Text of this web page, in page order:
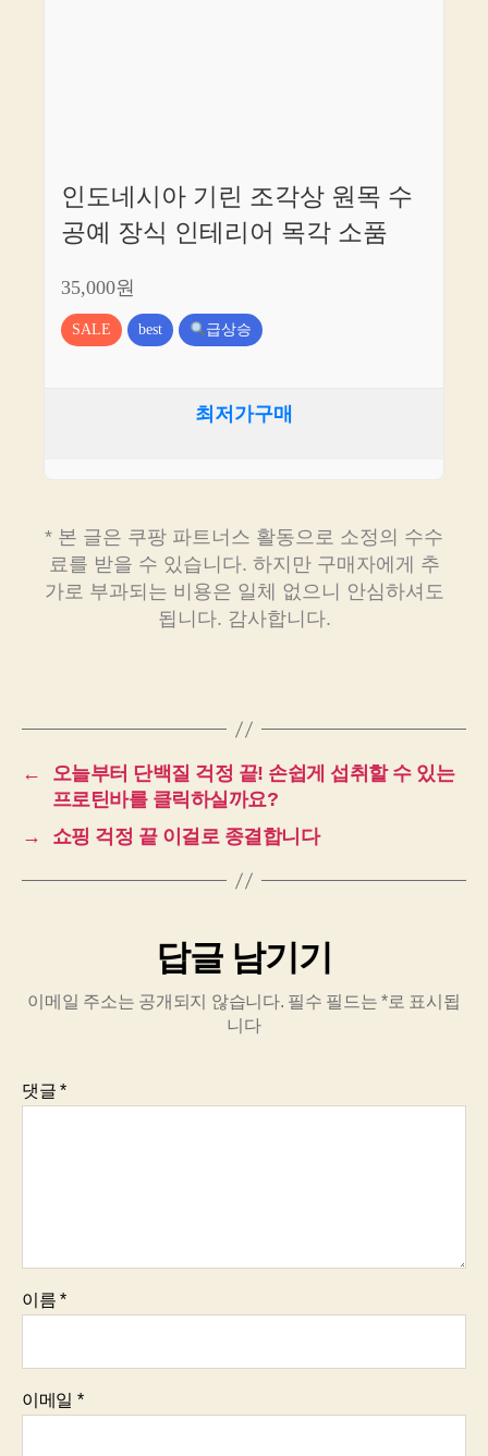
인도네시아 기린 조각상 원목 수
공예 장식 인테리어 목각 소품
35,000원
SALE best 급상승
최저가구매
* 본 글은 쿠팡 파트너스 활동으로 소정의 수수
료를 받을 수 있습니다. 하지만 구매자에게 추
가로 부과되는 비용은 일체 없으니 안심하셔도
됩니다. 감사합니다.
←
오늘부터 단백질 걱정 끝! 손쉽게 섭취할 수 있는
프로틴바를 클릭하실까요?
→
쇼핑 걱정 끝 이걸로 종결합니다
답글 남기기
이메일 주소는 공개되지 않습니다. 필수 필드는*로 표시됩
니다
댓글*
이름*
이메일 *